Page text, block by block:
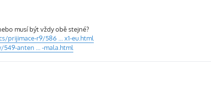
musí být vždy obě stejné?
prijimace-r9/586 ... x1-eu.html
anten ... -mala.html